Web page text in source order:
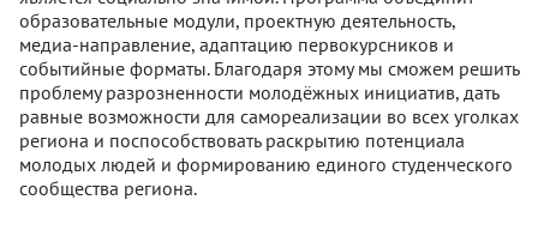
образовательные модули, проектную деятельность,
медиа-направление, адаптацию первокурсников и
событийные форматы. Благодаря этому мы сможем решить
проблему разрозненности молодёжных инициатив, дать
равные возможности для самореализации во всех уголках
региона и поспособствовать раскрытию потенциала
молодых людей и формированию единого студенческого
сообщества региона.